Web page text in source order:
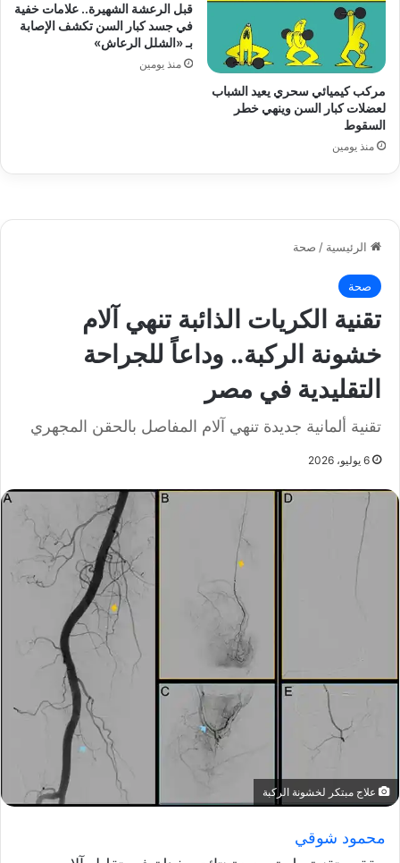
مركب كيميائي سحري يعيد الشباب
لعضلات كبار السن وينهي خطر
السقوط
منذ يومين
قبل الرعشة الشهيرة.. علامات خفية
في جسد كبار السن تكشف الإصابة
بـ «الشلل الرعاش»
منذ يومين